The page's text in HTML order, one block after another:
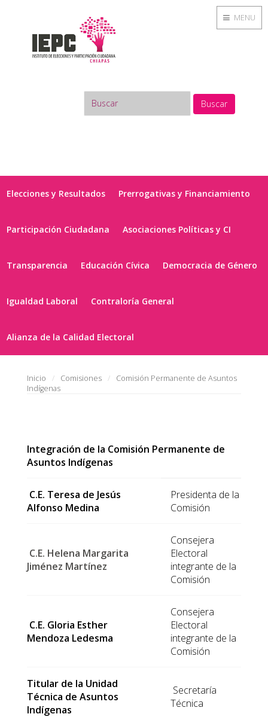
Buscar
Elecciones y Resultados Prerrogativas y Financiamiento
Participación Ciudadana Asociaciones Políticas y CI
Transparencia Educación Cívica Democracia de Género
Igualdad Laboral Contraloría General
Alianza de la Calidad Electoral
Inicio Comisiones
Comisión Permanente de Asuntos
Indígenas
Integración de la Comisión Permanente de
Asuntos Indígenas
C.E. Teresa de Jesús
Alfonso Medina
Presidenta de la
Comisión
C.E. Helena Margarita
Jiménez Martínez
Consejera
Electoral
integrante de la
Comisión
C.E. Gloria Esther
Mendoza Ledesma
Consejera
Electoral
integrante de la
Comisión
Titular de la Unidad
Técnica de Asuntos
Indígenas
Secretaría
Técnica
MENU